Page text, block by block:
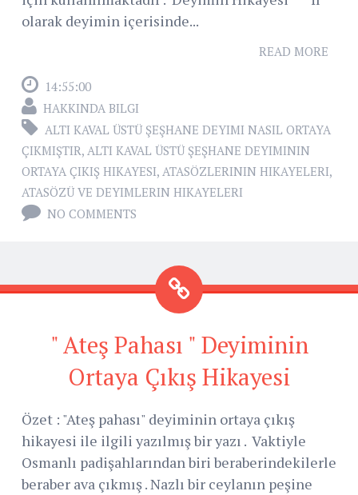
olarak deyimin içerisinde...
READ MORE
14:55:00
HAKKINDA BILGI
ALTI KAVAL ÜSTÜ ŞEŞHANE DEYIMI NASIL ORTAYA
ÇIKMIŞTIR, ALTI KAVAL ÜSTÜ ŞEŞHANE DEYIMININ
ORTAYA ÇIKIŞ HIKAYESI, ATASÖZLERININ HIKAYELERI,
ATASÖZÜ VE DEYIMLERIN HIKAYELERI
NO COMMENTS
" Ateş Pahası " Deyiminin
Ortaya Çıkış Hikayesi
Özet : "Ateş pahası" deyiminin ortaya çıkış
hikayesi ile ilgili yazılmış bir yazı . Vaktiyle
Osmanlı padişahlarından biri beraberindekilerle
beraber ava çıkmış . Nazlı bir ceylanın peşine